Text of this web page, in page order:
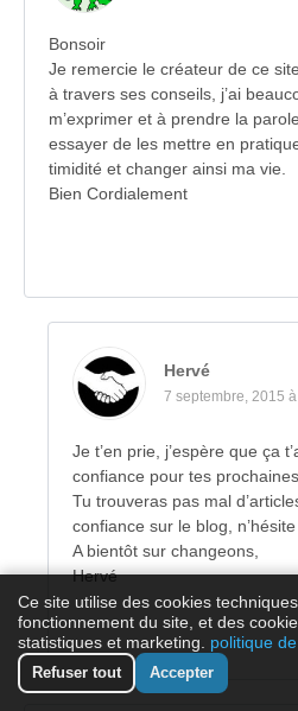
Bonsoir
Je remercie le créateur de ce
à travers ses conseils, j’ai
m’exprimer et à prendre la
essayer de les mettre en
timidité et changer ainsi ma vie.
Bien Cordialement
Hervé
7 septembre, 2015
Je t’en prie, j’espère que ça
confiance pour tes
Tu trouveras pas mal
confiance sur le blog,
A bientôt sur changeons,
Hervé
Ce site utilise des cookies
fonctionnement du site, et des
statistiques et marketing. politique
Refuser tout Accepter